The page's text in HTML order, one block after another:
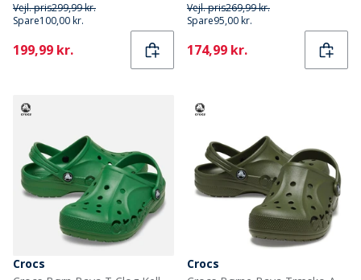
Vejl. pris299,99 kr.
Spare100,00 kr.
Current
199,99 kr.
Vejl. pris269,99 kr.
Spare95,00 kr.
Current
174,99 kr.
Crocs
Crocs